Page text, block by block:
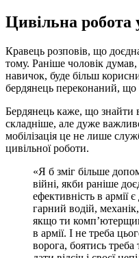
Цивільна робота
Кравець розповів, що
тому. Раніше чоловік
навичок, буде більш
бердянець переконаний, що
Бердянець каже, що знайти
складніше, але дуже
мобілізація це не лише
цивільної роботи.
«Я б зміг більше
війні, якби раніше
ефективність в армії
гарний водій,
якщо ти
в армії. І не треба
ворога, боятись